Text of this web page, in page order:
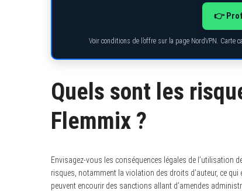
👉
Voir conditions de l’offre sur la page NordVPN. Carte
Quels sont les
Flemmix ?
Envisagez-vous les conséquences légales de l’utilisation
risques, notamment la violation des droits d’auteur, ce qui
peuvent encourir des sanctions allant d’amendes